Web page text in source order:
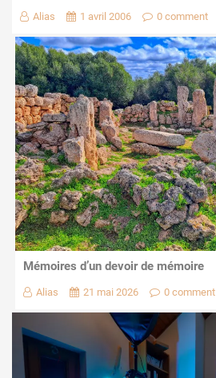
Alias 1 avril 2006 0 comment
Mémoires d’un devoir de mémoire
Alias 21 mai 2026 0 comment